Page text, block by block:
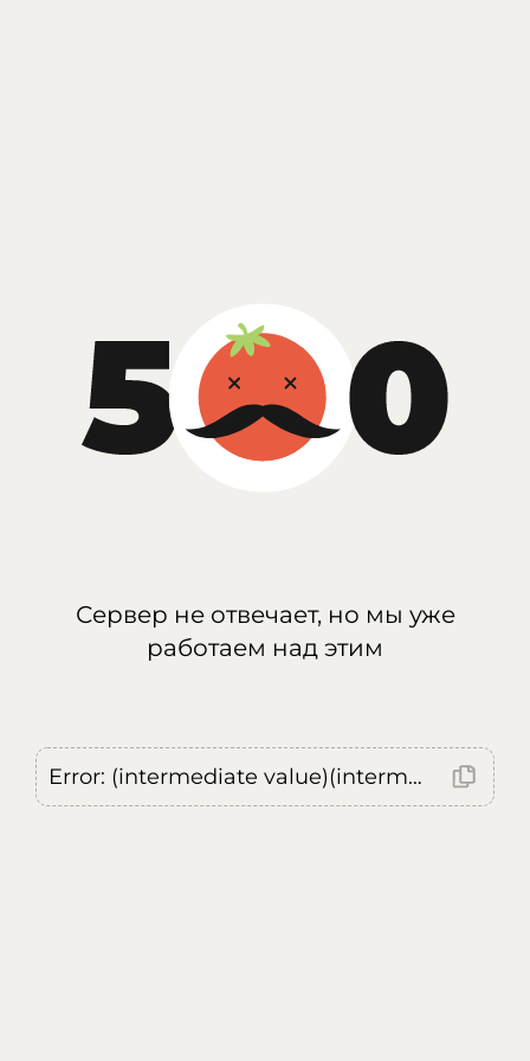
Сервер не отвечает, но мы уже
работаем над этим
Error: (intermediate value)(intermediate value)(intermediate value).replaceAll is not a function